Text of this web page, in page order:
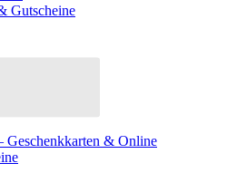
Gutscheine
Geschenkkarten & Online